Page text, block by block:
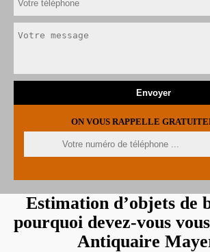
ON VOUS RAPPELLE
Estimation d’objets de
pourquoi devez-vous
Antiquaire